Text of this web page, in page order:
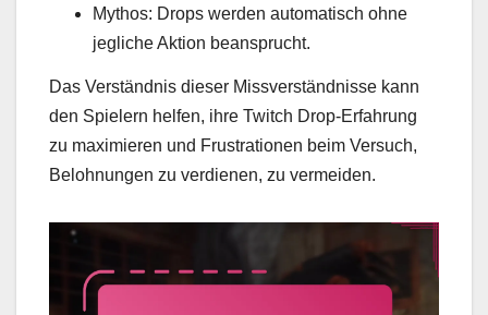
Mythos: Drops werden automatisch ohne
jegliche Aktion beansprucht.
Das Verständnis dieser Missverständnisse kann
den Spielern helfen, ihre Twitch Drop-Erfahrung
zu maximieren und Frustrationen beim Versuch,
Belohnungen zu verdienen, zu vermeiden.